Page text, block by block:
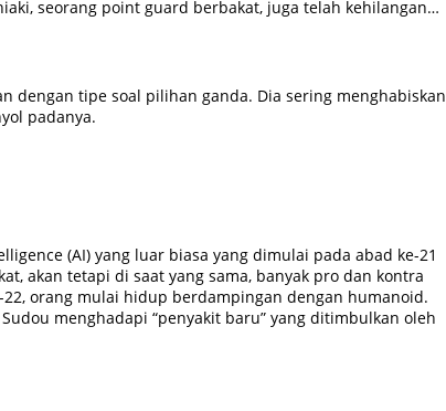
seorang point guard berbakat, juga telah kehilangan
menyalakan kembali bola basket. [Written by MAL
dengan tipe soal pilihan ganda. Dia sering menghabiskan
padanya.
(AI) yang luar biasa yang dimulai pada abad ke-21
akan tetapi di saat yang sama, banyak pro dan kontra
orang mulai hidup berdampingan dengan humanoid.
menghadapi “penyakit baru” yang ditimbulkan oleh